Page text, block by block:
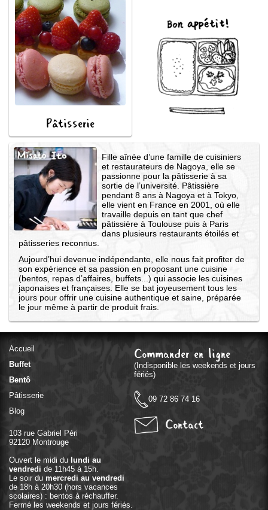
Pâtisserie
Bon appétit !
Fille aînée d’une famille de cuisiniers
et restaurateurs de Nagoya, elle se
passionne pour la pâtisserie à sa
sortie de l’université. Pâtissière
pendant 8 ans à Nagoya et à Tokyo,
elle vient en France en 2001, où elle
travaille depuis en tant que chef
pâtissière à Toulouse puis à Paris
dans plusieurs restaurants étoilés et
pâtisseries reconnus.
Aujourd’hui devenue indépendante, elle nous fait profiter de
son expérience et sa passion en proposant une cuisine
(bentos, repas d’affaires, buffets...) qui associe les cuisines
japonaises et françaises. Elle se bat joyeusement tous les
jours pour offrir une cuisine authentique et saine, préparée
le jour même à partir de produit frais.
Accueil
Buffet
Bentô
Pâtisserie
Blog
103 rue Gabriel Péri
92120 Montrouge
Ouvert le midi du lundi au
vendredi de 11h45 à 15h.
Le soir du mercredi au vendredi
de 18h à 20h30 (hors vacances
scolaires) : bentos à réchauffer.
Fermé les weekends et jours fériés.
Commander en ligne
(Indisponible les weekends et jours
fériés)
09 72 86 74 16
Contact